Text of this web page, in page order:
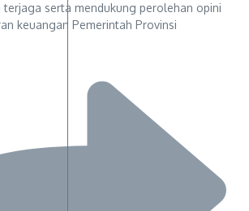
serta mendukung perolehan opini
keuangan Pemerintah Provinsi